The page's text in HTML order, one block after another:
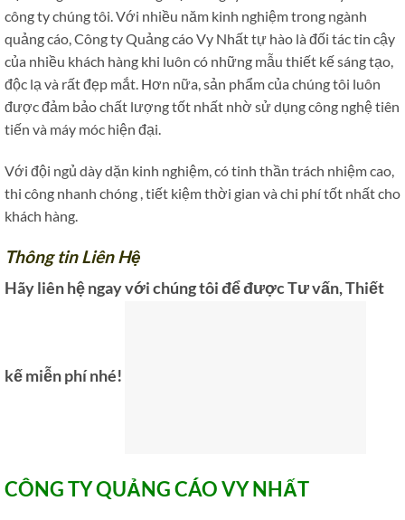
công ty chúng tôi. Với nhiều năm kinh nghiệm trong ngành
quảng cáo, Công ty Quảng cáo Vy Nhất tự hào là đối tác tin cậy
của nhiều khách hàng khi luôn có những mẫu thiết kế sáng tạo,
độc lạ và rất đẹp mắt. Hơn nữa, sản phẩm của chúng tôi luôn
được đảm bảo chất lượng tốt nhất nhờ sử dụng công nghệ tiên
tiến và máy móc hiện đại.
Với đội ngủ dày dặn kinh nghiệm, có tinh thần trách nhiệm cao,
thi công nhanh chóng , tiết kiệm thời gian và chi phí tốt nhất cho
khách hàng.
Thông tin Liên Hệ
Hãy liên hệ ngay với chúng tôi để được Tư vấn, Thiết
kế miễn phí nhé!
CÔNG TY QUẢNG CÁO VY NHẤT